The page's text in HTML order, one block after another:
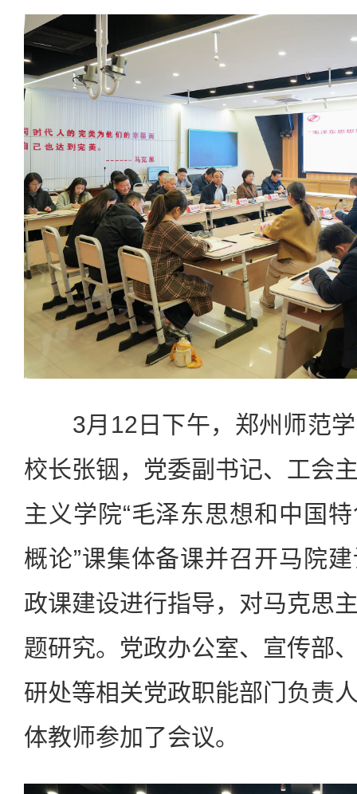
3月12日下午，郑州师范学
校长张铟，党委副书记、工会
主义学院“毛泽东思想和中国
概论”课集体备课并召开马院
政课建设进行指导，对马克思
题研究。党政办公室、宣传部
研处等相关党政职能部门负责
体教师参加了会议。